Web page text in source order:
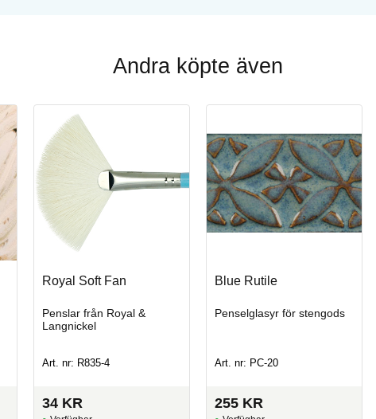
Andra köpte även
Royal Soft Fan
Penslar från Royal &
Langnickel
Art. nr: R835-4
34 KR
Blue Rutile
Penselglasyr för stengods
Art. nr: PC-20
255 KR